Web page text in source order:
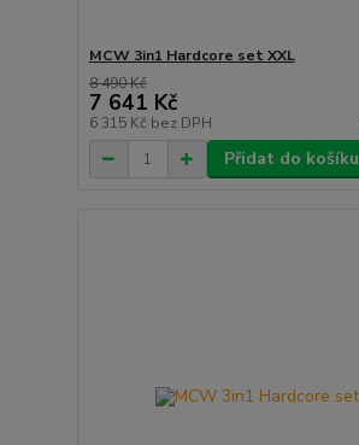
MCW 3in1 Hardcore set XXL
8 490 Kč
7 641 Kč
6 315 Kč bez DPH
Přidat do košíku